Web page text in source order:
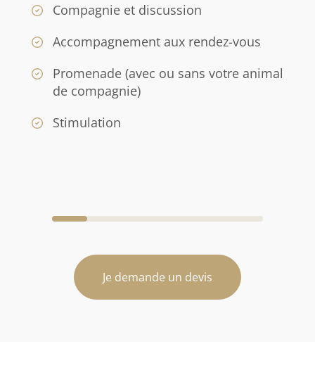
Compagnie et discussion
Accompagnement aux rendez-vous
Promenade (avec ou sans votre animal
de compagnie)
Stimulation
Je demande un devis